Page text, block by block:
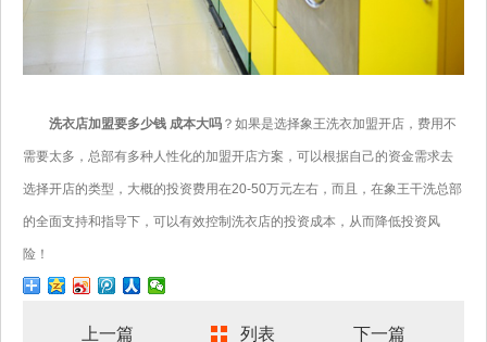
洗衣店加盟要多少钱 成本大吗 ？如果是选择象王洗衣加盟开店，费用不
需要太多，总部有多种人性化的加盟开店方案，可以根据自己的资金需求去
选择开店的类型，大概的投资费用在20-50万元左右，而且，在象王干洗总部
的全面支持和指导下，可以有效控制洗衣店的投资成本，从而降低投资风
险！
上一篇 列表 下一篇